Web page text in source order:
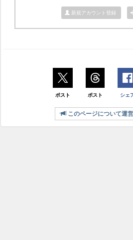
新規アカウント登録
ポスト ポスト シェ
このページについて運